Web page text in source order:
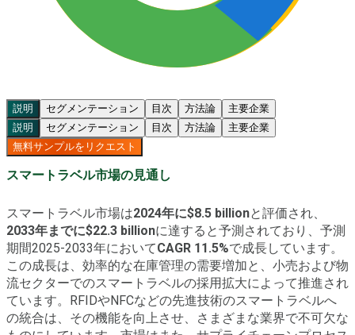
説明 セグメンテーション 目次 方法論
主要企業
説明
セグメンテーション 目次 方法論
主要企業
無料サンプルをリクエスト
スマートラベル市場の見通し
スマートラベル市場は2024年に$8.5 billionと評価され、
2033年までに$22.3 billionに達すると予測されており、予測
期間2025-2033年においてCAGR 11.5%で成長しています。
この成長は、効率的な在庫管理の需要増加と、小売および物
流セクターでのスマートラベルの採用拡大によって推進され
ています。RFIDやNFCなどの先進技術のスマートラベルへ
の統合は、その機能を向上させ、さまざまな業界で不可欠な